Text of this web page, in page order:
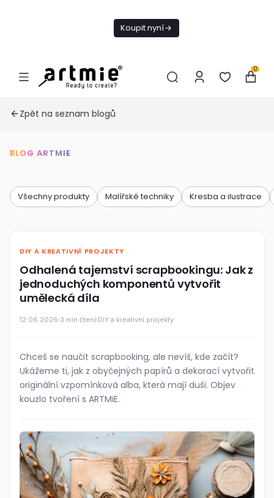
Koupit nyní
0
Zpět na seznam blogů
BLOG ARTMIE
Všechny produkty Malířské techniky Kresba a ilustrace
DIY A KREATIVNÍ PROJEKTY
Odhalená tajemství scrapbookingu: Jak z
jednoduchých komponentů vytvořit
umělecká díla
12.06.2026 3 min čtení DIY a kreativní projekty
Chceš se naučit scrapbooking, ale nevíš, kde začít?
Ukážeme ti, jak z obyčejných papírů a dekorací vytvořit
originální vzpomínková alba, která mají duši. Objev
kouzlo tvoření s ARTMiE.